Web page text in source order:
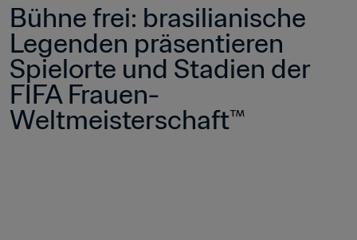
Bühne frei: brasilianische
Legenden präsentieren
Spielorte und Stadien der
FIFA Frauen-
Weltmeisterschaft™